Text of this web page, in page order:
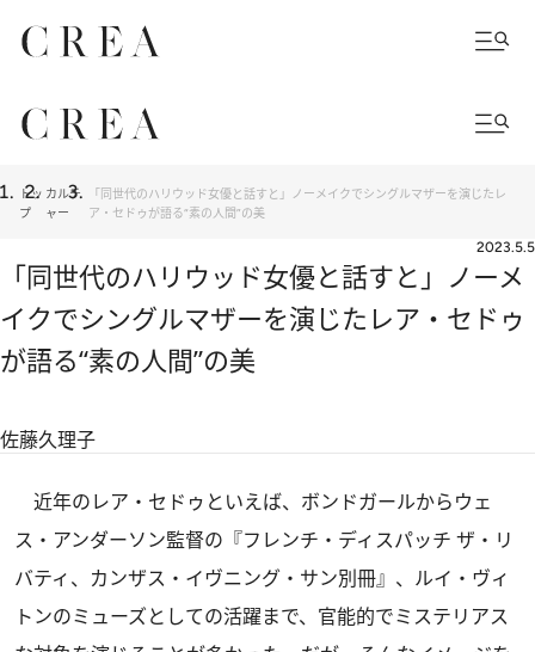
トッ
プ
カルチ
ャー
「同世代のハリウッド女優と話すと」ノーメイクでシングルマザーを演じたレ
ア・セドゥが語る“素の人間”の美
2023.5.5
「同世代のハリウッド女優と話すと」ノーメ
イクでシングルマザーを演じたレア・セドゥ
が語る“素の人間”の美
佐藤久理子
近年のレア・セドゥといえば、ボンドガールからウェ
ス・アンダーソン監督の『フレンチ・ディスパッチ ザ・リ
バティ、カンザス・イヴニング・サン別冊』、ルイ・ヴィ
トンのミューズとしての活躍まで、官能的でミステリアス